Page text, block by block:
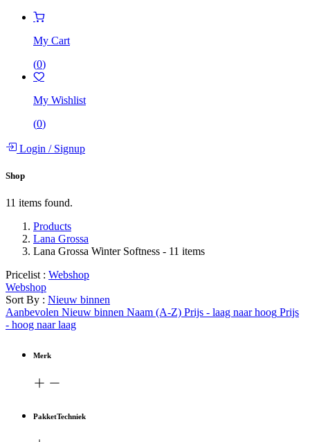
My Cart
(0)
My Wishlist
(0)
Login /Signup
Shop
11 items found.
Products
Lana Grossa
Lana Grossa Winter Softness - 11 items
Pricelist : Webshop
Webshop
Sort By : Nieuw binnen
Aanbevolen Nieuw binnen Naam (A-Z) Prijs - laag naar hoog Prijs
- hoog naar laag
Merk
PakketTechniek